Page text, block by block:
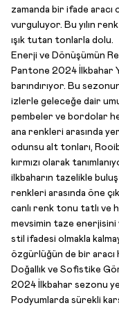
zamanda bir ifade aracı
vurguluyor. Bu yılın
ışık tutan tonlarla dolu.
Enerji ve Dönüşümün
Pantone 2024 İlkbahar
barındırıyor. Bu
izlerle geleceğe dair
pembeler ve bordolar
ana renkleri arasında yer
odunsu alt tonları,
kırmızı olarak
ilkbaharın tazelikle
renkleri arasında öne
canlı renk tonu tatlı ve
mevsimin taze enerjisini
stil ifadesi olmakla
özgürlüğün de bir aracı
Doğallık ve Sofistike
2024 İlkbahar sezonu
Podyumlarda sürekli